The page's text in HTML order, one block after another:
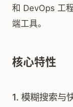
和 DevOps 工
端工具。
核心特性
1. 模糊搜索与